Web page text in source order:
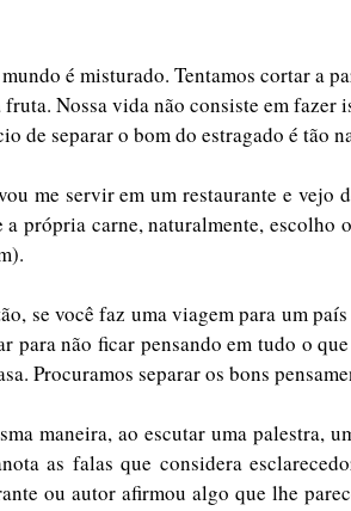
é misturado. Tentamos cortar a
fruta. Nossa vida não consiste em fazer
de separar o bom do estragado é tão
me servir em um restaurante e vejo
a própria carne, naturalmente, escolho
se você faz uma viagem para um
para não ficar pensando em tudo o
Procuramos separar os bons
maneira, ao escutar uma palestra,
as falas que considera
ou autor afirmou algo que lhe